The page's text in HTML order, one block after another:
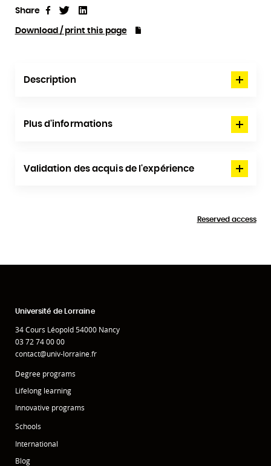
Share ShareTweet
Download / print this page
Description
Plus d'informations
Validation des acquis de l'expérience
Reserved access
Université de Lorraine
34 Cours Léopold 54000 Nancy
03 72 74 00 00
contact@univ-lorraine.fr
Degree programs
Lifelong learning
Innovative programs
Schools
International
Blog